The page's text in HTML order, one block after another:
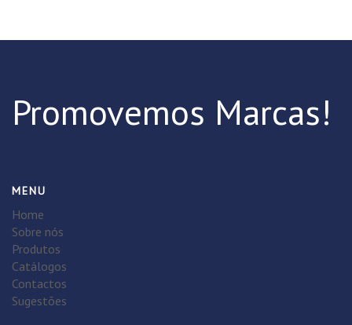
Promovemos Marcas!
MENU
Home
Sobre nós
Produtos
Catálogos
Contactos
Sugestões